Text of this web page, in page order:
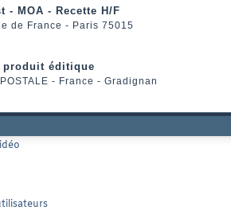
- MOA - Recette H/F
de France - Paris 75015
produit éditique
- France - Gradignan